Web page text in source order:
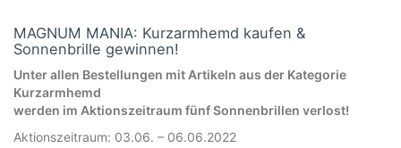
MAGNUM MANIA: Kurzarmhemd kaufen &
Sonnenbrille gewinnen!
Unter allen Bestellungen mit Artikeln aus der Kategorie
Kurzarmhemd
werden im Aktionszeitraum fünf Sonnenbrillen verlost!
Aktionszeitraum: 03.06. – 06.06.2022